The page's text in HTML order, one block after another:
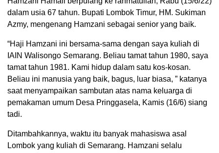
dalam usia 67 tahun. Bupati Lombok Timur, HM. Sukiman
Azmy, mengenang Hamzani sebagai senior yang baik.
“Haji Hamzani ini bersama-sama dengan saya kuliah di
IAIN Walisongo Semarang. Beliau tamat tahun 1980, saya
tamat tahun 1981. Kami hidup dalam satu kos-kosan.
Beliau ini manusia yang baik, bagus, luar biasa, ” katanya
saat menyampaikan sambutan atas nama keluarga di
pemakaman umum Desa Pringgasela, Kamis (16/6) siang
tadi.
Ditambahkannya, waktu itu banyak mahasiswa asal
Lombok yang kuliah di Semarang. Hamzani selalu